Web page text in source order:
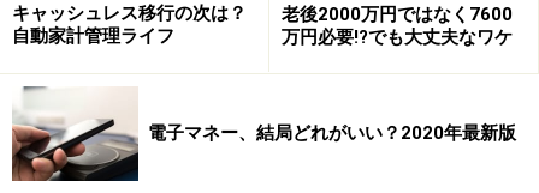
信託を買ってくれると「成績」になります。成績は彼ら
のボーナス査定に影響してきます。「○○さんの夢を叶え
るためのお手伝いをさせてください」というメッセージ
には、「今月末までに住宅ローンを組んでくれると自分
のノルマクリアなんだよね」という声が隠れているかも
しれません。
キャッシュレス移行の次は？
自動家計管理ライフ
老後2000万円ではなく7600
万円必要!?でも大丈夫なワケ
電子マネー、結局どれがいい？2020年最新版